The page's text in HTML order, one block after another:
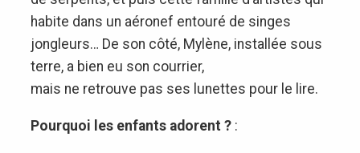
habite dans un aéronef entouré de singes
jongleurs… De son côté, Mylène, installée sous
terre, a bien eu son courrier,
mais ne retrouve pas ses lunettes pour le lire.
Pourquoi les enfants adorent ?: